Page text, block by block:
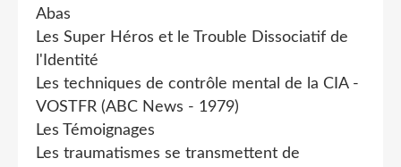
Abas
Les Super Héros et le Trouble Dissociatif de
l'Identité
Les techniques de contrôle mental de la CIA -
VOSTFR (ABC News - 1979)
Les Témoignages
Les traumatismes se transmettent de